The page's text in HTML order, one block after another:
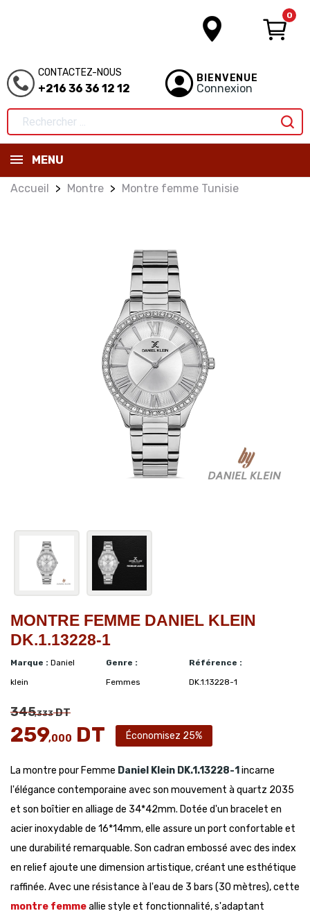
0
CONTACTEZ-NOUS
+216 36 36 12 12
BIENVENUE
Connexion
MENU
Accueil Montre Montre femme Tunisie
MONTRE FEMME DANIEL KLEIN
DK.1.13228-1
Marque : Daniel
klein
Genre :
Femmes
Référence :
DK.1.13228-1
345,333DT
259,000 DT Économisez 25%
La montre pour Femme Daniel Klein DK.1.13228-1 incarne
l'élégance contemporaine avec son mouvement à quartz 2035
et son boîtier en alliage de 34*42mm. Dotée d'un bracelet en
acier inoxydable de 16*14mm, elle assure un port confortable et
une durabilité remarquable. Son cadran embossé avec des index
en relief ajoute une dimension artistique, créant une esthétique
raffinée. Avec une résistance à l'eau de 3 bars (30 mètres), cette
montre femmeallie style et fonctionnalité, s'adaptant